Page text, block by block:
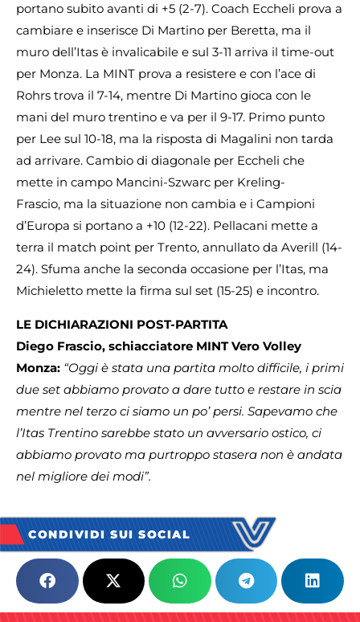
portano subito avanti di +5 (2-7). Coach Eccheli prova a
cambiare e inserisce Di Martino per Beretta, ma il
muro dell’Itas è invalicabile e sul 3-11 arriva il time-out
per Monza. La MINT prova a resistere e con l’ace di
Rohrs trova il 7-14, mentre Di Martino gioca con le
mani del muro trentino e va per il 9-17. Primo punto
per Lee sul 10-18, ma la risposta di Magalini non tarda
ad arrivare. Cambio di diagonale per Eccheli che
mette in campo Mancini-Szwarc per Kreling-
Frascio, ma la situazione non cambia e i Campioni
d’Europa si portano a +10 (12-22). Pellacani mette a
terra il match point per Trento, annullato da Averill (14-
24). Sfuma anche la seconda occasione per l’Itas, ma
Michieletto mette la firma sul set (15-25) e incontro.
LE DICHIARAZIONI POST-PARTITA
Diego Frascio, schiacciatore MINT Vero Volley
Monza: “Oggi è stata una partita molto difficile, i primi
due set abbiamo provato a dare tutto e restare in scia
mentre nel terzo ci siamo un po’ persi. Sapevamo che
l’Itas Trentino sarebbe stato un avversario ostico, ci
abbiamo provato ma purtroppo stasera non è andata
nel migliore dei modi”.
CONDIVIDI SUI SOCIAL